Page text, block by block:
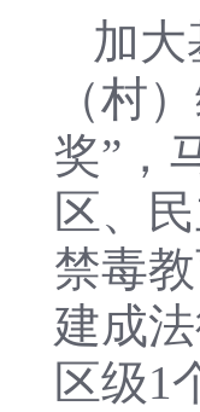
加
（村
奖”，
区、
禁毒
建成
区级1